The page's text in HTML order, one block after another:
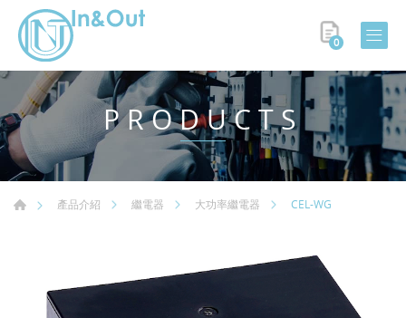
0
PRODUCTS
產品介紹 繼電器 大功率繼電器 CEL-WG